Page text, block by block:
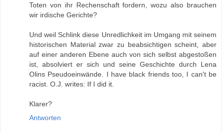
Toten von ihr Rechenschaft fordern, wozu also brauchen
wir irdische Gerichte?
Und weil Schlink diese Unredlichkeit im Umgang mit seinem
historischen Material zwar zu beabsichtigen scheint, aber
auf einer anderen Ebene auch von sich selbst abgestoßen
ist, absolviert er sich und seine Geschichte durch Lena
Olins Pseudoeinwände. I have black friends too, I can't be
racist. O.J. writes: If I did it.
Klarer?
Antworten